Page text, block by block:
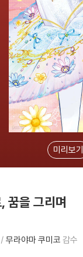
미리보기
꿈을 그리며
무라야마 쿠미코 감수